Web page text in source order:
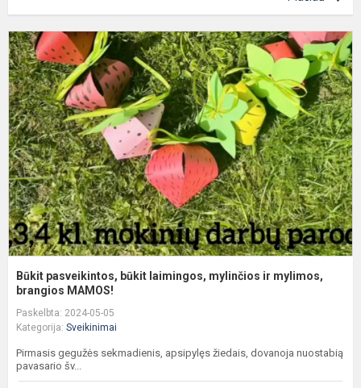
Būkit pasveikintos, būkit laimingos, mylinčios ir mylimos,
brangios MAMOS!
Paskelbta: 2024-05-05
Kategorija: Sveikinimai
Pirmasis gegužės sekmadienis, apsipylęs žiedais, dovanoja nuostabią
pavasario šv...